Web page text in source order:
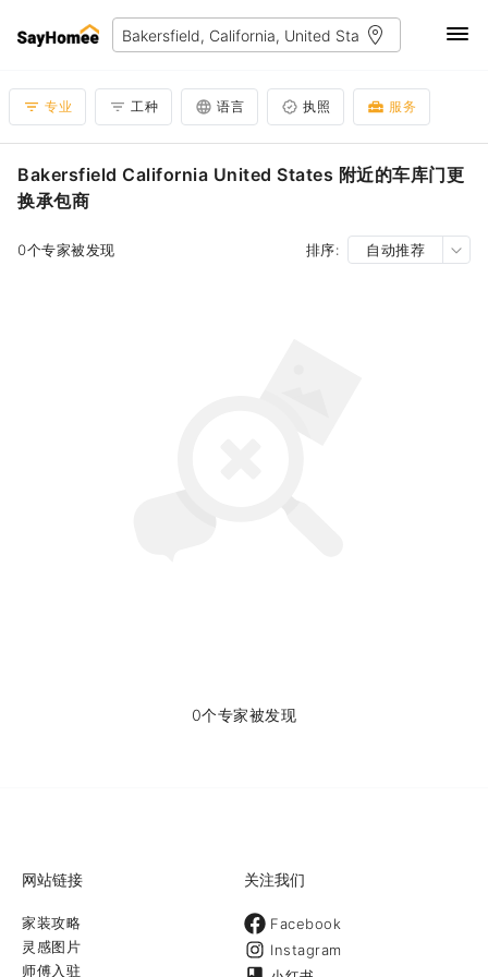
专业 工种 语言 执照 服务
Bakersfield California United States 附近的车库门更
换承包商
0个专家被发现 排序: 自动推荐
0个专家被发现
网站链接
家装攻略
灵感图片
师傅入驻
关注我们
Facebook
Instagram